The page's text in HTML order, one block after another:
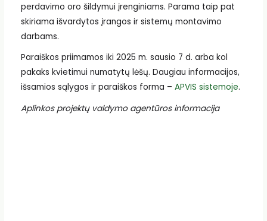
perdavimo oro šildymui įrenginiams. Parama taip pat
skiriama išvardytos įrangos ir sistemų montavimo
darbams.
Paraiškos priimamos iki 2025 m. sausio 7 d. arba kol
pakaks kvietimui numatytų lėšų. Daugiau informacijos,
išsamios sąlygos ir paraiškos forma – APVIS sistemoje.
Aplinkos projektų valdymo agentūros informacija